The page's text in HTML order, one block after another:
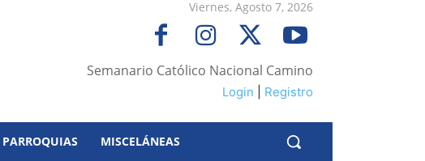
Viernes, Agosto 7, 2026
Semanario Católico Nacional Camino
Login Registro
PARROQUIAS MISCELÁNEAS